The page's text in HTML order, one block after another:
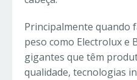
Principalmente quando
peso como Electrolux e
gigantes que têm
qualidade, tecnologias